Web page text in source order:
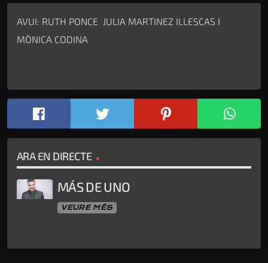
AVUI: RUTH PONCE JULIA MARTINEZ ILLESCAS I
MÒNICA CODINA
ARA EN DIRECTE
MÁS DE UNO
VEURE MÉS